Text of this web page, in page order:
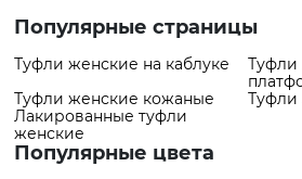
Популярные страницы
Туфли женские на каблуке
Туфли
Туфли женские кожаные
Лакированные туфли
женские
Популярные цвета